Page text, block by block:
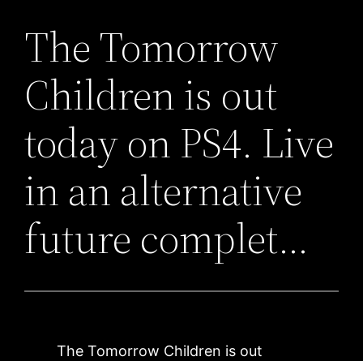
The Tomorrow
Children is out
today on PS4. Live
in an alternative
future complet…
The Tomorrow Children is out